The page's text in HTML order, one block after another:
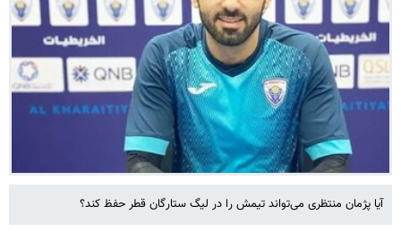
آیا پژمان منتظری می‌تواند تیمش را در لیگ ستارگان قطر حفظ کند؟